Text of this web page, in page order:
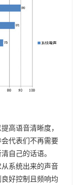
高语音清晰度，
代表们不再需要
自己的话语。
系统出来的声音
好控制且频响均